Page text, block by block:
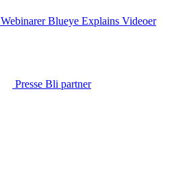
WebinarerBlueye Explains Videoer
Presse Bli partner